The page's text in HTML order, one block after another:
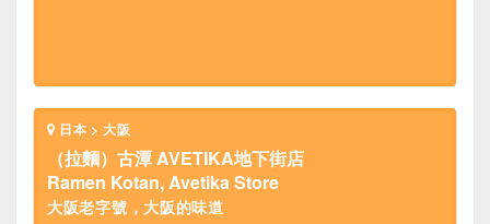
日本 > 大阪
（拉麵）古潭 AVETIKA地下街店
Ramen Kotan, Avetika Store
大阪老字號，大阪的味道